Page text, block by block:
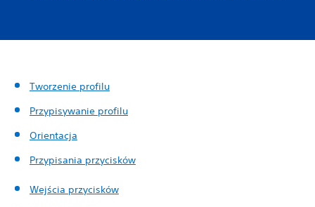
Tworzenie profilu
Przypisywanie profilu
Orientacja
Przypisania przycisków
Wejścia przycisków